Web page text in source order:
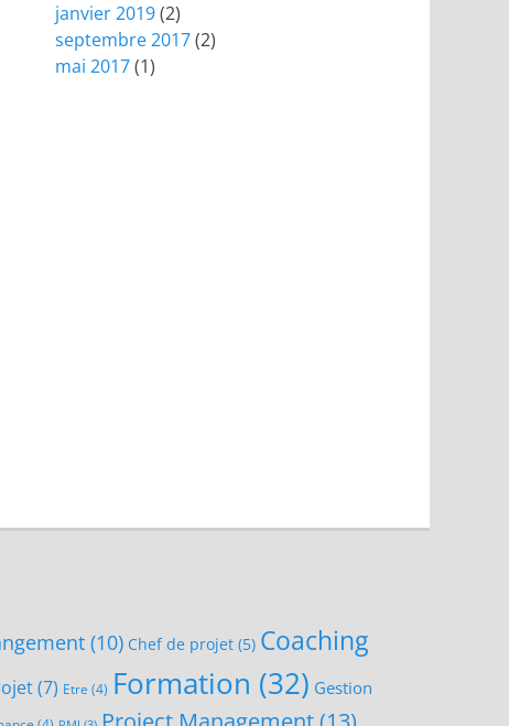
janvier 2019(2)
septembre 2017(2)
mai 2017(1)
(10) Chef de projet (5) Coaching
(7) Etre (4) Formation (32) Gestion